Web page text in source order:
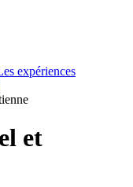
expériences
et